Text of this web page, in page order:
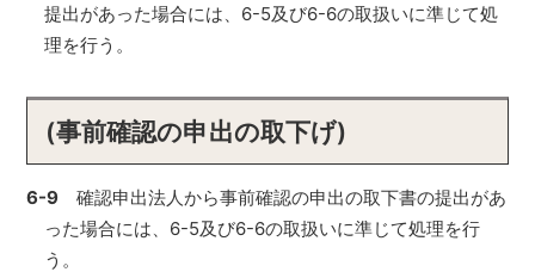
提出があった場合には、6-5及び6-6の取扱いに準じて処
理を行う。
(事前確認の申出の取下げ)
6-9確認申出法人から事前確認の申出の取下書の提出があ
った場合には、6-5及び6-6の取扱いに準じて処理を行
う。